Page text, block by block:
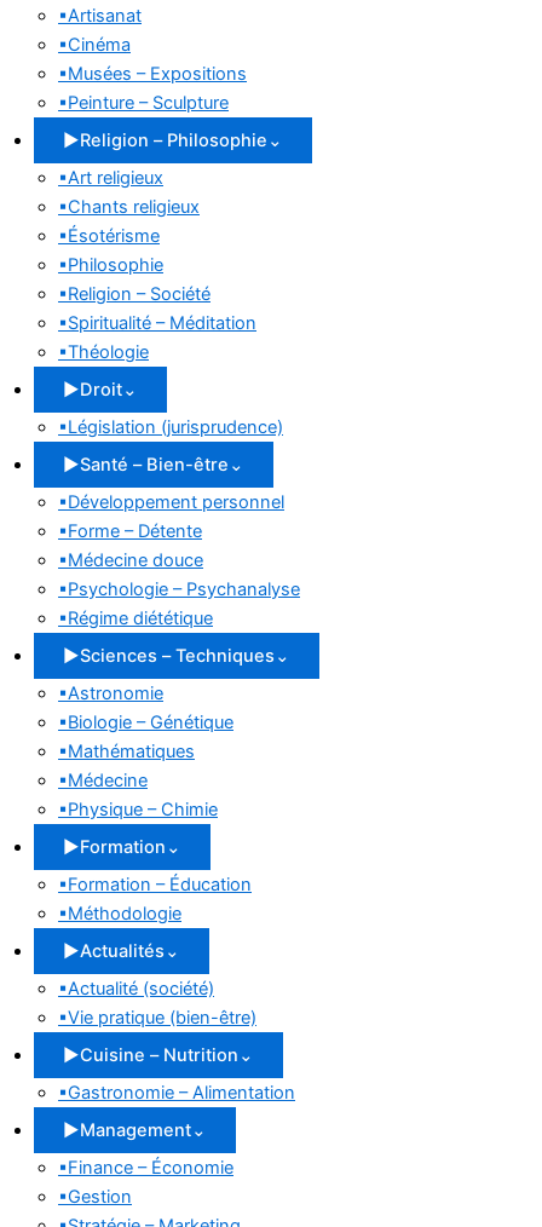
▪Artisanat
▪Cinéma
▪Musées – Expositions
▪Peinture – Sculpture
▶Religion – Philosophie ⌄
▪Art religieux
▪Chants religieux
▪Ésotérisme
▪Philosophie
▪Religion – Société
▪Spiritualité – Méditation
▪Théologie
▶Droit⌄
▪Législation (jurisprudence)
▶Santé – Bien-être ⌄
▪Développement personnel
▪Forme – Détente
▪Médecine douce
▪Psychologie – Psychanalyse
▪Régime diététique
▶Sciences – Techniques ⌄
▪Astronomie
▪Biologie – Génétique
▪Mathématiques
▪Médecine
▪Physique – Chimie
▶Formation ⌄
▪Formation – Éducation
▪Méthodologie
▶Actualités ⌄
▪Actualité (société)
▪Vie pratique (bien-être)
▶Cuisine – Nutrition ⌄
▪Gastronomie – Alimentation
▶Management⌄
▪Finance – Économie
▪Gestion